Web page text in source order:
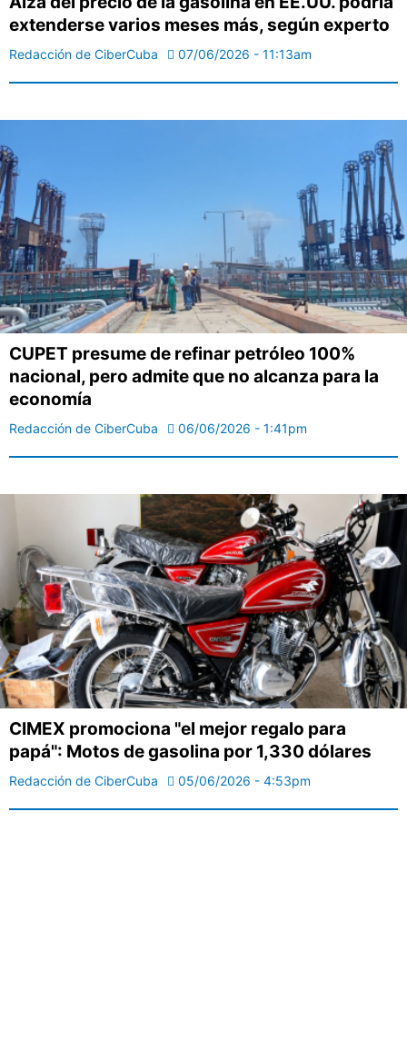
extenderse varios meses más, según experto
Redacción de CiberCuba 07/06/2026 - 11:13am
CUPET presume de refinar petróleo 100%
nacional, pero admite que no alcanza para la
economía
Redacción de CiberCuba 06/06/2026 - 1:41pm
CIMEX promociona "el mejor regalo para
papá": Motos de gasolina por 1,330 dólares
Redacción de CiberCuba 05/06/2026 - 4:53pm